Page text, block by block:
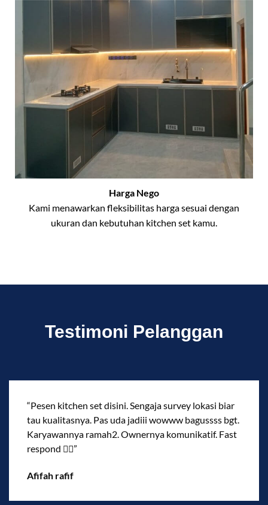
Harga Nego
Kami menawarkan fleksibilitas harga sesuai dengan
ukuran dan kebutuhan kitchen set kamu.
Testimoni Pelanggan
“Pesen kitchen set disini. Sengaja survey lokasi biar
tau kualitasnya. Pas uda jadiii wowww bagussss bgt.
Karyawannya ramah2. Ownernya komunikatif. Fast
respond 👍🏻”
Afifah rafif